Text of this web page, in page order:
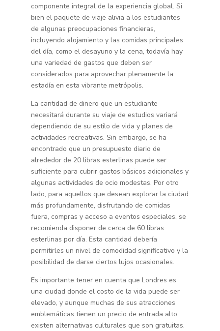
componente integral de la experiencia global. Si
bien el paquete de viaje alivia a los estudiantes
de algunas preocupaciones financieras,
incluyendo alojamiento y las comidas principales
del día, como el desayuno y la cena, todavía hay
una variedad de gastos que deben ser
considerados para aprovechar plenamente la
estadía en esta vibrante metrópolis.
La cantidad de dinero que un estudiante
necesitará durante su viaje de estudios variará
dependiendo de su estilo de vida y planes de
actividades recreativas. Sin embargo, se ha
encontrado que un presupuesto diario de
alrededor de 20 libras esterlinas puede ser
suficiente para cubrir gastos básicos adicionales y
algunas actividades de ocio modestas. Por otro
lado, para aquellos que desean explorar la ciudad
más profundamente, disfrutando de comidas
fuera, compras y acceso a eventos especiales, se
recomienda disponer de cerca de 60 libras
esterlinas por día. Esta cantidad debería
permitirles un nivel de comodidad significativo y la
posibilidad de darse ciertos lujos ocasionales.
Es importante tener en cuenta que Londres es
una ciudad donde el costo de la vida puede ser
elevado, y aunque muchas de sus atracciones
emblemáticas tienen un precio de entrada alto,
existen alternativas culturales que son gratuitas.